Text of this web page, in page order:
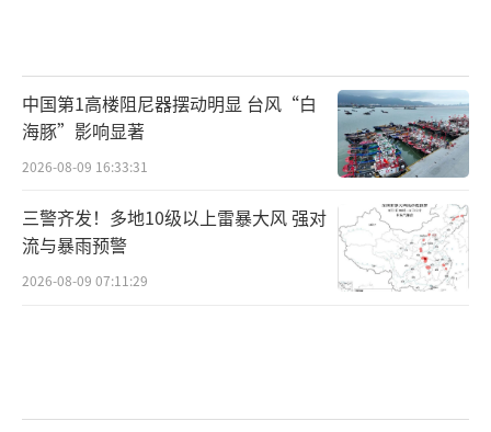
中国第1高楼阻尼器摆动明显 台风“白
海豚”影响显著
2026-08-09 16:33:31
三警齐发！多地10级以上雷暴大风 强对
流与暴雨预警
2026-08-09 07:11:29